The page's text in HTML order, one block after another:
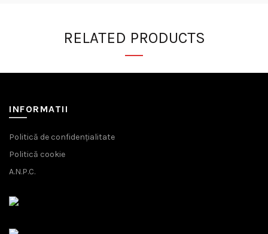
RELATED PRODUCTS
INFORMATII
Politică de confidențialitate
Politică cookie
A.N.P.C.